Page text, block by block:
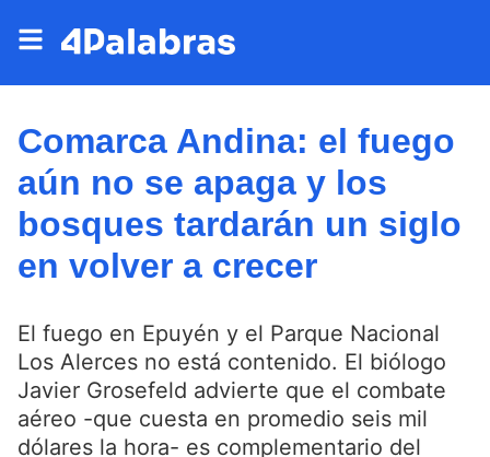
Comarca Andina: el fuego
aún no se apaga y los
bosques tardarán un siglo
en volver a crecer
El fuego en Epuyén y el Parque Nacional
Los Alerces no está contenido. El biólogo
Javier Grosefeld advierte que el combate
aéreo -que cuesta en promedio seis mil
dólares la hora- es complementario del